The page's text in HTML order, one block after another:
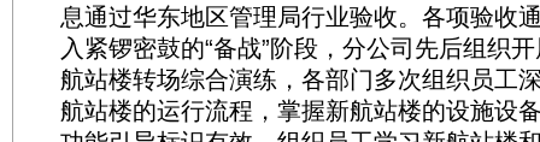
息通过华东地区管理局行业验收。各项验收
入紧锣密鼓的“备战”阶段，分公司先后组织
航站楼转场综合演练，各部门多次组织员工
航站楼的运行流程，掌握新航站楼的设施设